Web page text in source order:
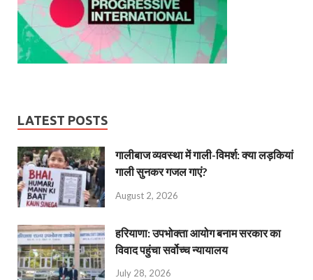
LATEST POSTS
गालीबाज व्‍यवस्‍था में गाली-विमर्श: क्या लड़कियां
गाली सुनकर गजल गाएं?
August 2, 2026
हरियाणा: उपभोक्ता आयोग बनाम सरकार का
विवाद पहुंचा सर्वोच्च न्यायालय
July 28, 2026